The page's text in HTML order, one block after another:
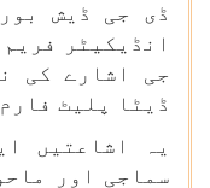
ڈی جی ڈیش
انڈیکیٹر
جی اشارے کی
ڈیٹا پلیٹ
یہ اشاعتیں
سماجی اور